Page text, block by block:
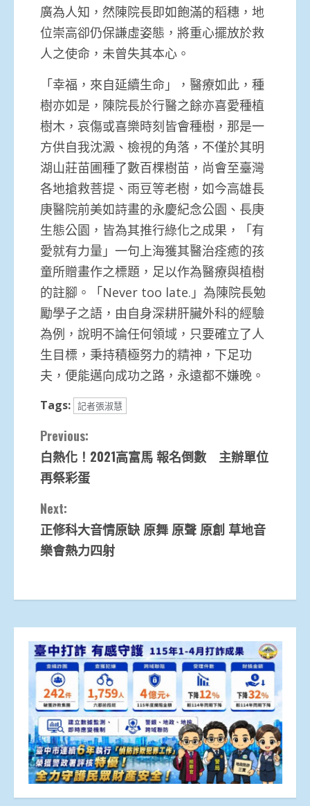
廣為人知，然陳院長即如飽滿的稻穗，地
位崇高卻仍保謙虛姿態，將重心擺放於救
人之使命，未曾失其本心。
「幸福，來自延續生命」，醫療如此，種
樹亦如是，陳院長於行醫之餘亦喜愛種植
樹木，哀傷或喜樂時刻皆會種樹，那是一
方供自我沈澱、檢視的角落，不僅於其明
湖山莊苗圃種了數百棵樹苗，尚會至臺灣
各地搶救菩提、雨豆等老樹，如今高雄長
庚醫院前美如詩畫的永慶紀念公園、長庚
生態公園，皆為其推行綠化之成果，「有
愛就有力量」一句上海獲其醫治痊癒的孩
童所贈畫作之標題，足以作為醫療與植樹
的註腳。「Never too late.」為陳院長勉
勵學子之語，由自身深耕肝臟外科的經驗
為例，說明不論任何領域，只要確立了人
生目標，秉持積極努力的精神，下足功
夫，便能邁向成功之路，永遠都不嫌晚。
Tags: 記者張淑慧
Continue
Reading
Previous:
白熱化！2021高富馬 報名倒數 主辦單位
再祭彩蛋
Next:
正修科大音情原缺 原舞 原聲 原創 草地音
樂會熱力四射